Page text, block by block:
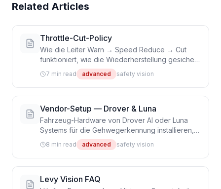
Related Articles
Throttle-Cut-Policy
Wie die Leiter Warn → Speed Reduce → Cut
funktioniert, wie die Wiederherstellung gesichert
ist und wie Sie die Policy für Ihre Flotte tunen
7 min read advanced safety vision
Vendor-Setup — Drover & Luna
Fahrzeug-Hardware von Drover AI oder Luna
Systems für die Gehwegerkennung installieren,
provisionieren und verifizieren
8 min read advanced safety vision
Levy Vision FAQ